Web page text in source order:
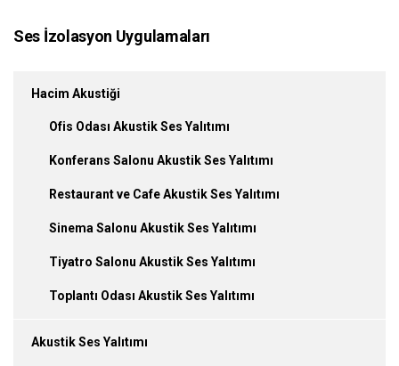
Ses İzolasyon Uygulamaları
Hacim Akustiği
Ofis Odası Akustik Ses Yalıtımı
Konferans Salonu Akustik Ses Yalıtımı
Restaurant ve Cafe Akustik Ses Yalıtımı
Sinema Salonu Akustik Ses Yalıtımı
Tiyatro Salonu Akustik Ses Yalıtımı
Toplantı Odası Akustik Ses Yalıtımı
Akustik Ses Yalıtımı